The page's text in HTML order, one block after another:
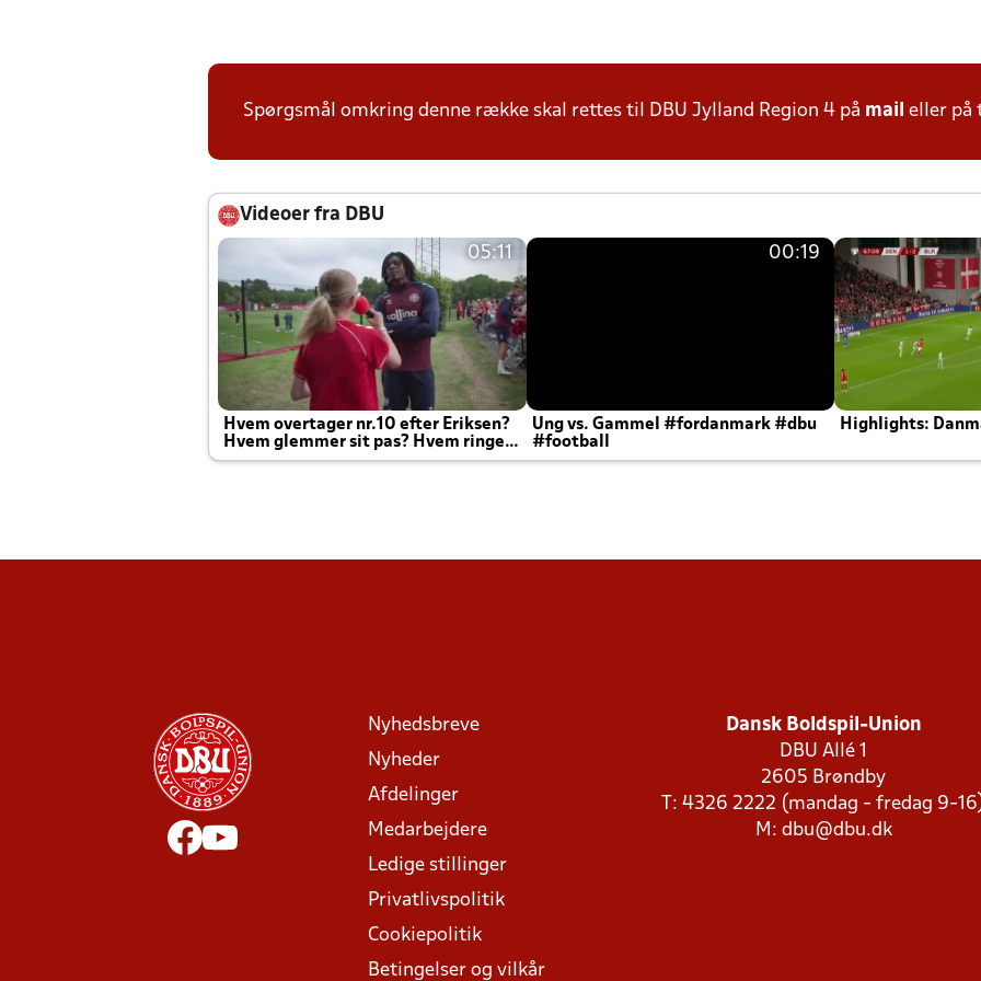
Spørgsmål omkring denne række skal rettes til DBU Jylland Region 4 på mail eller på
Videoer fra DBU
05:11
Hvem overtager nr.10 efter Eriksen?
Hvem glemmer sit pas? Hvem ringer
Joachim altid til efter kampe?
00:19
Ung vs. Gammel #fordanmark #dbu
#football
Highlights:
Nyhedsbreve
Nyheder
Afdelinger
Medarbejdere
Ledige stillinger
Privatlivspolitik
Cookiepolitik
Betingelser og vilkår
Dansk Boldspil-Union
DBU Allé 1
2605 Brøndby
T: 4326 2222 (mandag - fredag 9-
M: dbu@dbu.dk